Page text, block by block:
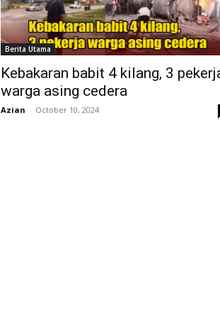
Berita Utama
Kebakaran babit 4 kilang, 3
warga asing cedera
Azian - October 10, 2024